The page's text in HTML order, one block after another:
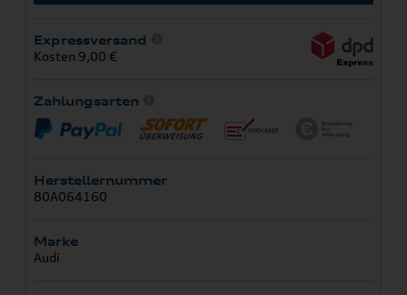
Expressversand
Kosten 9,00 €
Zahlungsarten
Herstellernummer
80A064160
Marke
Audi